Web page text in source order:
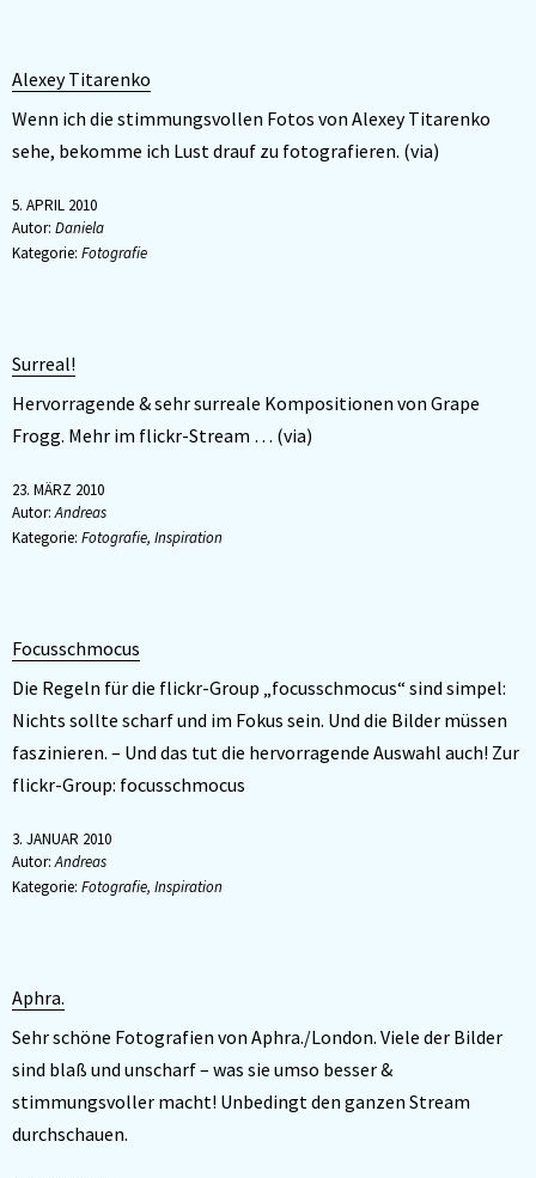
Alexey Titarenko
Wenn ich die stimmungsvollen Fotos von Alexey Titarenko
sehe, bekomme ich Lust drauf zu fotografieren. (via)
5. APRIL 2010
Autor: Daniela
Kategorie: Fotografie
Surreal!
Hervorragende & sehr surreale Kompositionen von Grape
Frogg. Mehr im flickr-Stream … (via)
23. MÄRZ 2010
Autor:Andreas
Kategorie: Fotografie, Inspiration
Focusschmocus
Die Regeln für die flickr-Group „focusschmocus“ sind simpel:
Nichts sollte scharf und im Fokus sein. Und die Bilder müssen
faszinieren. – Und das tut die hervorragende Auswahl auch! Zur
flickr-Group: focusschmocus
3. JANUAR 2010
Autor:Andreas
Kategorie: Fotografie, Inspiration
Aphra.
Sehr schöne Fotografien von Aphra./London. Viele der Bilder
sind blaß und unscharf – was sie umso besser &
stimmungsvoller macht! Unbedingt den ganzen Stream
durchschauen.